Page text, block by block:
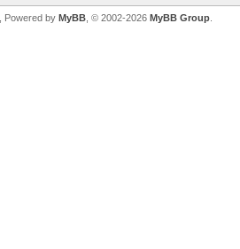
, Powered by MyBB , © 2002-2026 MyBB Group